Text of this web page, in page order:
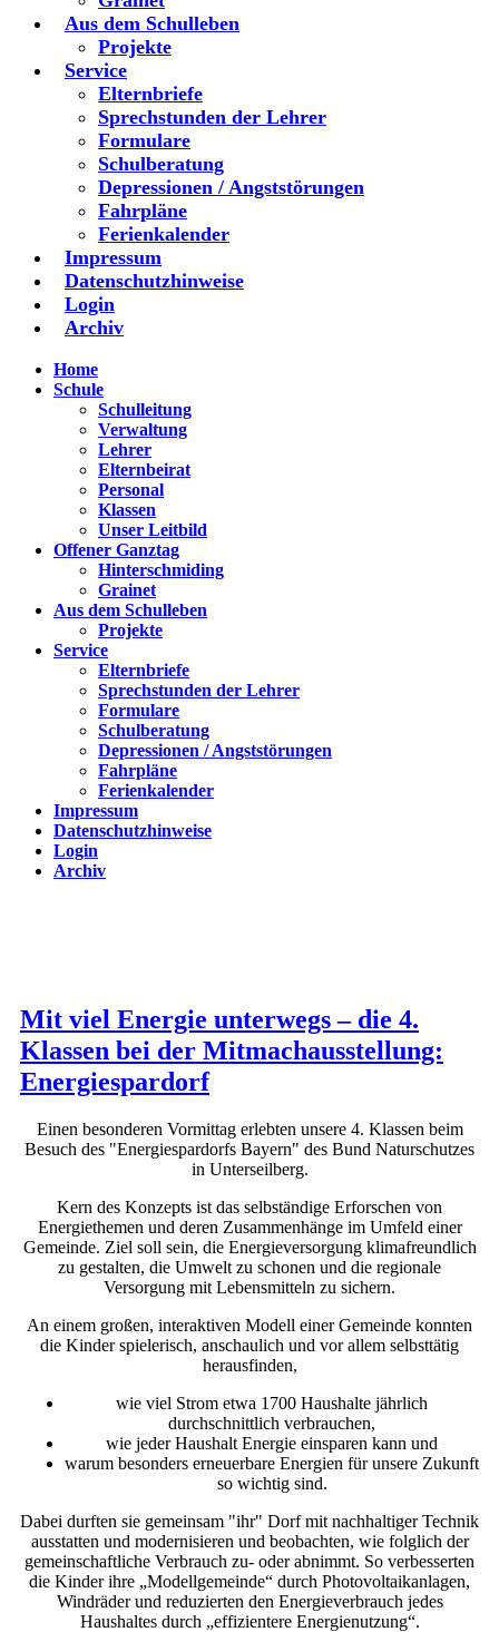
Aus dem Schulleben
Projekte
Service
Elternbriefe
Sprechstunden der Lehrer
Formulare
Schulberatung
Depressionen / Angststörungen
Fahrpläne
Ferienkalender
Impressum
Datenschutzhinweise
Login
Archiv
Home
Schule
Schulleitung
Verwaltung
Lehrer
Elternbeirat
Personal
Klassen
Unser Leitbild
Offener Ganztag
Hinterschmiding
Grainet
Aus dem Schulleben
Projekte
Service
Elternbriefe
Sprechstunden der Lehrer
Formulare
Schulberatung
Depressionen / Angststörungen
Fahrpläne
Ferienkalender
Impressum
Datenschutzhinweise
Login
Archiv
Mit viel Energie unterwegs – die 4.
Klassen bei der Mitmachausstellung:
Energiespardorf
Einen besonderen Vormittag erlebten unsere 4. Klassen beim
Besuch des "Energiespardorfs Bayern" des Bund Naturschutzes
in Unterseilberg.
Kern des Konzepts ist das selbständige Erforschen von
Energiethemen und deren Zusammenhänge im Umfeld einer
Gemeinde. Ziel soll sein, die Energieversorgung klimafreundlich
zu gestalten, die Umwelt zu schonen und die regionale
Versorgung mit Lebensmitteln zu sichern.
An einem großen, interaktiven Modell einer Gemeinde konnten
die Kinder spielerisch, anschaulich und vor allem selbsttätig
herausfinden,
wie viel Strom etwa 1700 Haushalte jährlich
durchschnittlich verbrauchen,
wie jeder Haushalt Energie einsparen kann und
warum besonders erneuerbare Energien für unsere Zukunft
so wichtig sind.
Dabei durften sie gemeinsam "ihr" Dorf mit nachhaltiger Technik
ausstatten und modernisieren und beobachten, wie folglich der
gemeinschaftliche Verbrauch zu- oder abnimmt. So verbesserten
die Kinder ihre „Modellgemeinde“ durch Photovoltaikanlagen,
Windräder und reduzierten den Energieverbrauch jedes
Haushaltes durch „effizientere Energienutzung“.